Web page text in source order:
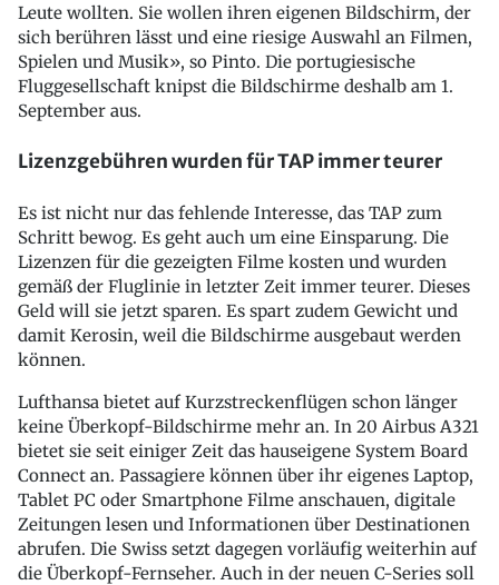
Leute wollten. Sie wollen ihren eigenen Bildschirm, der
sich berühren lässt und eine riesige Auswahl an Filmen,
Spielen und Musik», so Pinto. Die portugiesische
Fluggesellschaft knipst die Bildschirme deshalb am 1.
September aus.
Lizenzgebühren wurden für TAP immer teurer
Es ist nicht nur das fehlende Interesse, das TAP zum
Schritt bewog. Es geht auch um eine Einsparung. Die
Lizenzen für die gezeigten Filme kosten und wurden
gemäß der Fluglinie in letzter Zeit immer teurer. Dieses
Geld will sie jetzt sparen. Es spart zudem Gewicht und
damit Kerosin, weil die Bildschirme ausgebaut werden
können.
Lufthansa bietet auf Kurzstreckenflügen schon länger
keine Überkopf-Bildschirme mehr an. In 20 Airbus A321
bietet sie seit einiger Zeit das hauseigene System Board
Connect an. Passagiere können über ihr eigenes Laptop,
Tablet PC oder Smartphone Filme anschauen, digitale
Zeitungen lesen und Informationen über Destinationen
abrufen. Die Swiss setzt dagegen vorläufig weiterhin auf
die Überkopf-Fernseher. Auch in der neuen C-Series soll